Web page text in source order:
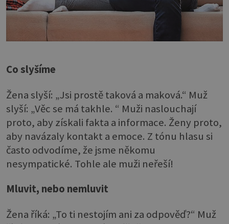
Co slyšíme
Žena slyší: „Jsi prostě taková a maková.“ Muž
slyší: „Věc se má takhle. “ Muži naslouchají
proto, aby získali fakta a informace. Ženy proto,
aby navázaly kontakt a emoce. Z tónu hlasu si
často odvodíme, že jsme někomu
nesympatické. Tohle ale muži neřeší!
Mluvit, nebo nemluvit
Žena říká: „To ti nestojím ani za odpověď?“ Muž